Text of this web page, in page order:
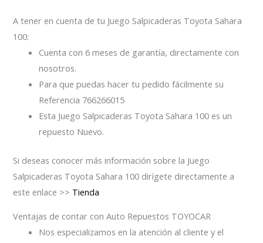
A tener en cuenta de tu Juego Salpicaderas Toyota Sahara
100:
Cuenta con 6 meses de garantía, directamente con
nosotros.
Para que puedas hacer tu pedido fácilmente su
Referencia 766266015
Esta Juego Salpicaderas Toyota Sahara 100 es un
repuesto Nuevo.
Si deseas conocer más información sobre la Juego
Salpicaderas Toyota Sahara 100 dirígete directamente a
este enlace >> Tienda
Ventajas de contar con Auto Repuestos TOYOCAR
Nos especializamos en la atención al cliente y el